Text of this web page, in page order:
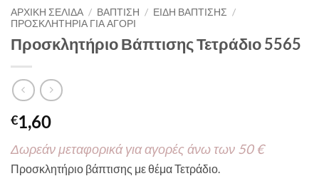
ΑΡΧΙΚΉ ΣΕΛΊΔΑ / ΒΑΠΤΙΣΗ / ΕΙΔΗ ΒΑΠΤΙΣΗΣ /
ΠΡΟΣΚΛΗΤΗΡΙΑ ΓΙΑ ΑΓΟΡΙ
Προσκλητήριο Βάπτισης Τετράδιο 5565
€1,60
Δωρεάν μεταφορικά για αγορές άνω των 50 €
Προσκλητήριο βάπτισης με θέμα Τετράδιο.